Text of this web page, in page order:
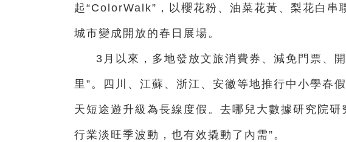
起“ColorWalk”，以櫻花粉、油菜花黃、梨花白串
城市變成開放的春日展場。
3月以來，多地發放文旅消費券、減免門票、
里”。四川、江蘇、浙江、安徽等地推行中小學春
天短途遊升級為長線度假。去哪兒大數據研究院研
行業淡旺季波動，也有效撬動了內需”。